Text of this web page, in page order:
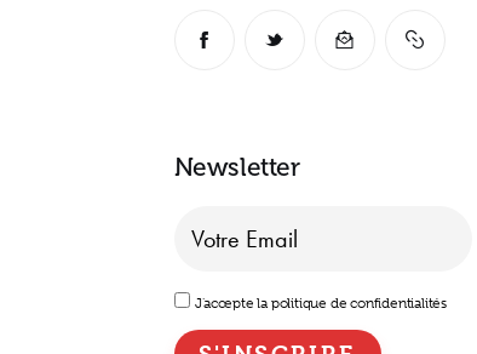
Newsletter
J'accepte la politique de confidentialités